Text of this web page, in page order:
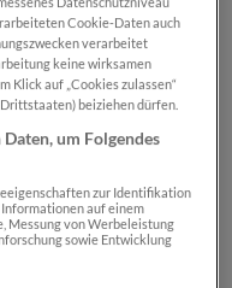
SN-Card-
von Thomas
Cookie-Daten auch
verarbeitet
keine wirksamen
Klick auf „Cookies zulassen“
beiziehen dürfen.
um Folgendes
zur Identifikation
auf einem
Messung von Werbeleistung
sowie Entwicklung